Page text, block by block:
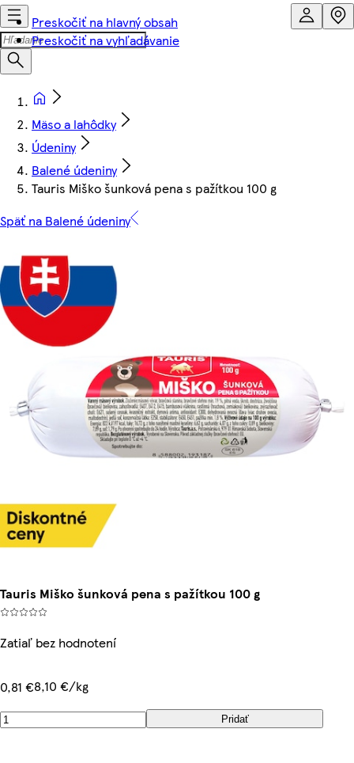
Preskočiť na hlavný obsah
Preskočiť na vyhľadávanie
Mäso a lahôdky
Údeniny
Balené údeniny
Tauris Miško šunková pena s pažítkou 100 g
Späť na Balené údeniny
Tauris Miško šunková pena s pažítkou 100 g
Zatiaľ bez hodnotení
0,81 €8,10 €/kg
Pridať